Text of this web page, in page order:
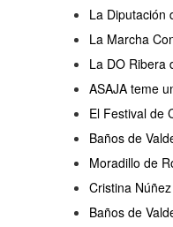
La Diputación
La Marcha
La DO Ribera
ASAJA teme
El Festival de
Baños de
Moradillo de
Cristina
Baños de